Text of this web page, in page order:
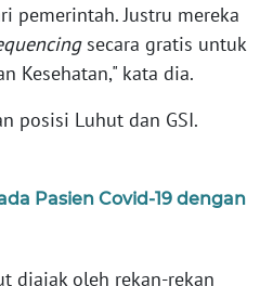
pemerintah. Justru mereka
secara gratis untuk
Kesehatan," kata dia.
posisi Luhut dan GSI.
Pasien Covid-19 dengan
diajak oleh rekan-rekan